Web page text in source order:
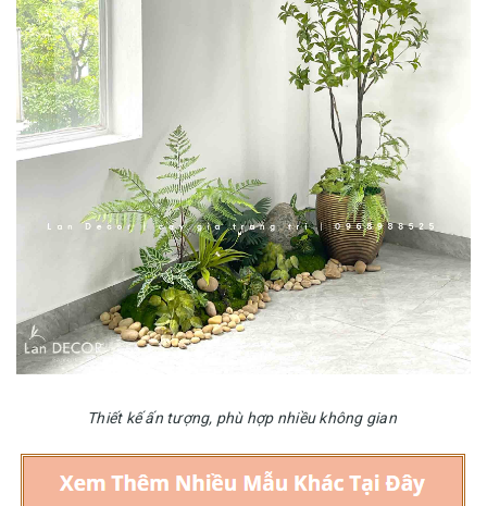
Thiết kế ấn tượng, phù hợp nhiều không gian